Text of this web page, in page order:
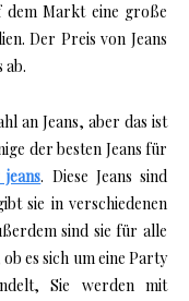
dem Markt eine große
Der Preis von Jeans
ab.
an Jeans, aber das ist
der besten Jeans für
. Diese Jeans sind
sie in verschiedenen
sind sie für alle
es sich um eine Party
Sie werden mit